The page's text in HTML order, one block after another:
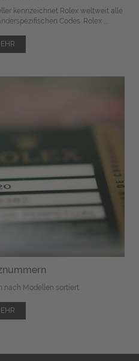
kennzeichnet Rolex weltweit alle
Codes. Rolex ...
nach Modellen sortiert.